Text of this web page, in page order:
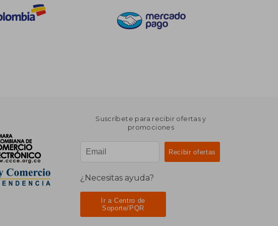
Suscríbete para recibir ofertas y
promociones
¿Necesitas ayuda?
Ir a Centro de
Soporte/PQR